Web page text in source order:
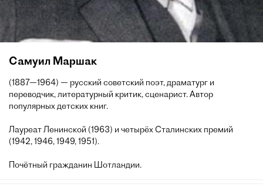
Самуил Маршак
(1887—1964) — русский советский поэт, драматург и
переводчик, литературный критик, сценарист. Автор
популярных детских книг.
Лауреат Ленинской (1963) и четырёх Сталинских премий
(1942, 1946, 1949, 1951).
Почётный гражданин Шотландии.